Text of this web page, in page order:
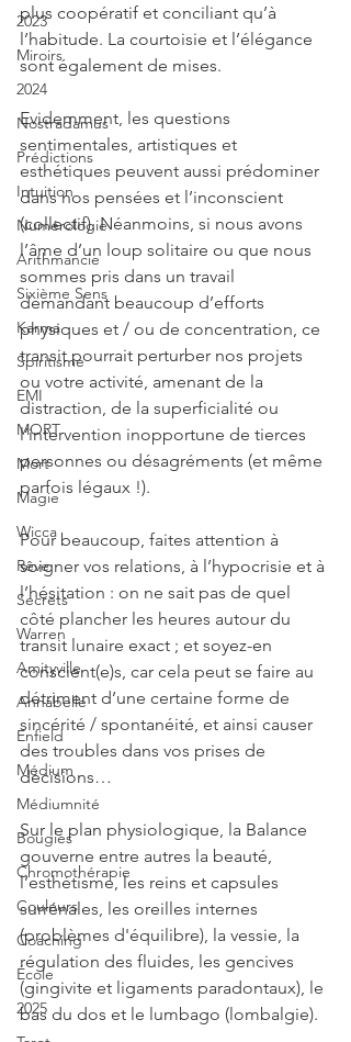
2023
Miroirs
2024
Nostradamus
Prédictions
Intuition
Numérologie
Arithmancie
Sixième Sens
Karma
Spiritisme
EMI
MORT
Mort
Magie
Wicca
Rêve
Secrets
Warren
Amityville
Annabelle
Enfield
Médium
Médiumnité
Bougies
Chromothérapie
Couleurs
Coaching
École
2025
plus coopératif et conciliant qu’à
l’habitude. La courtoisie et l’élégance
sont également de mises.
Evidemment, les questions
sentimentales, artistiques et
esthétiques peuvent aussi prédominer
dans nos pensées et l’inconscient
(collectif). Néanmoins, si nous avons
l’âme d’un loup solitaire ou que nous
sommes pris dans un travail
demandant beaucoup d’efforts
physiques et / ou de concentration, ce
transit pourrait perturber nos projets
ou votre activité, amenant de la
distraction, de la superficialité ou
l’intervention inopportune de tierces
personnes ou désagréments (et même
parfois légaux !).
Pour beaucoup, faites attention à
soigner vos relations, à l’hypocrisie et à
l’hésitation : on ne sait pas de quel
côté plancher les heures autour du
transit lunaire exact ; et soyez-en
conscient(e)s, car cela peut se faire au
détriment d’une certaine forme de
sincérité / spontanéité, et ainsi causer
des troubles dans vos prises de
décisions…
Sur le plan physiologique, la Balance
gouverne entre autres la beauté,
l’esthétisme, les reins et capsules
surrénales, les oreilles internes
(problèmes d'équilibre), la vessie, la
régulation des fluides, les gencives
(gingivite et ligaments paradontaux), le
bas du dos et le lumbago (lombalgie).